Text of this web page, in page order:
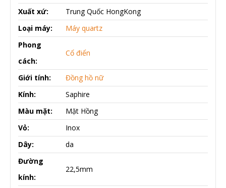
Xuất xứ:
Trung Quốc HongKong
Loại máy:
Máy quartz
Phong
cách:
Cổ điển
Giới tính:
Đồng hồ nữ
Kính:
Saphire
Màu mặt:
Mặt Hồng
Vỏ:
Inox
Dây:
da
Đường
kính:
22,5mm